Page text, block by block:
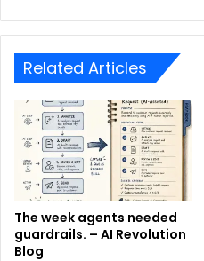
Related Articles
The week agents needed
guardrails. – AI Revolution
Blog